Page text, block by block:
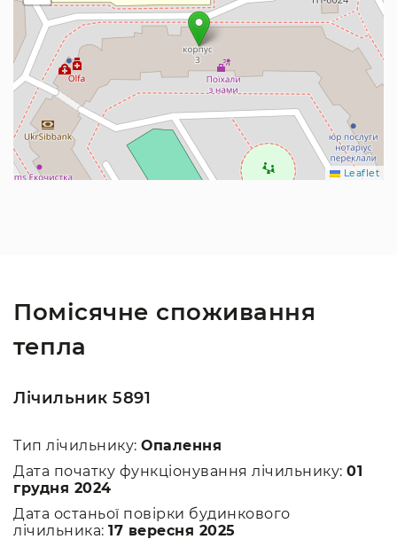
Leaflet
Помісячне споживання
тепла
Лічильник 5891
Тип лічильнику: Опалення
Дата початку функціонування лічильнику: 01
грудня 2024
Дата останьої повірки будинкового
лічильника: 17 вересня 2025